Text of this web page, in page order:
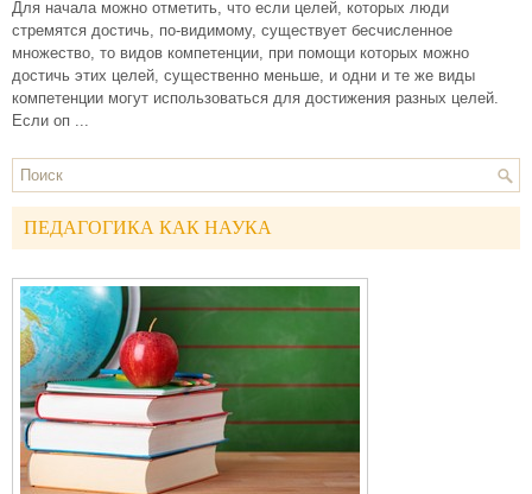
Для начала можно отметить, что если целей, которых люди
стремятся достичь, по-видимому, существует бесчисленное
множество, то видов компетенции, при помощи которых можно
достичь этих целей, существенно меньше, и одни и те же виды
компетенции могут использоваться для достижения разных целей.
Если оп ...
ПЕДАГОГИКА КАК НАУКА